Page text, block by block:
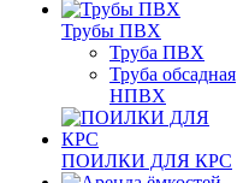
Трубы ПВХ
Труба ПВХ
Труба обсадная
НПВХ
ПОИЛКИ ДЛЯ КРС